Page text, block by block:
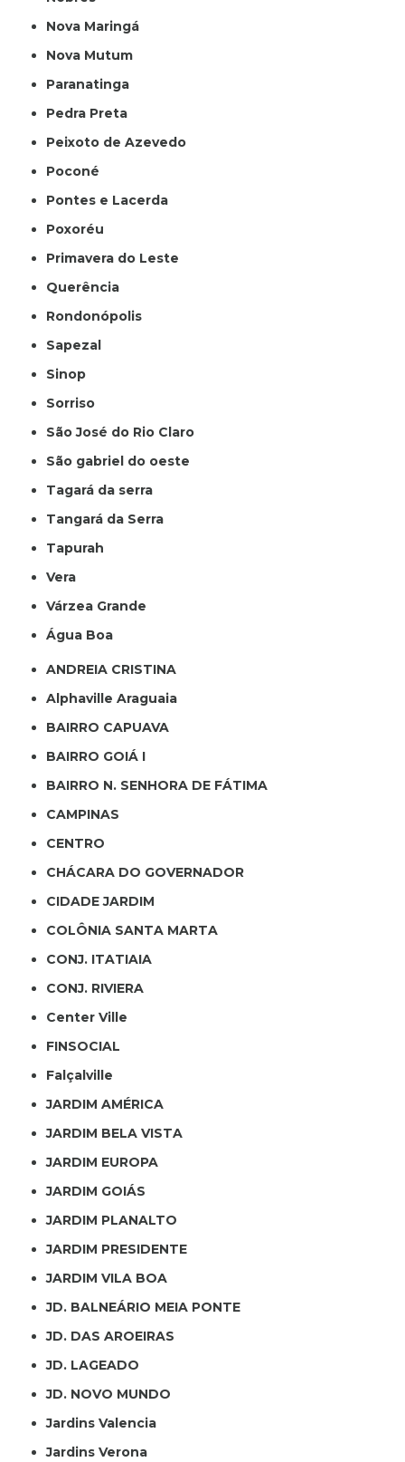
Nova Maringá
Nova Mutum
Paranatinga
Pedra Preta
Peixoto de Azevedo
Poconé
Pontes e Lacerda
Poxoréu
Primavera do Leste
Querência
Rondonópolis
Sapezal
Sinop
Sorriso
São José do Rio Claro
São gabriel do oeste
Tagará da serra
Tangará da Serra
Tapurah
Vera
Várzea Grande
Água Boa
ANDREIA CRISTINA
Alphaville Araguaia
BAIRRO CAPUAVA
BAIRRO GOIÁ I
BAIRRO N. SENHORA DE FÁTIMA
CAMPINAS
CENTRO
CHÁCARA DO GOVERNADOR
CIDADE JARDIM
COLÔNIA SANTA MARTA
CONJ. ITATIAIA
CONJ. RIVIERA
Center Ville
FINSOCIAL
Falçalville
JARDIM AMÉRICA
JARDIM BELA VISTA
JARDIM EUROPA
JARDIM GOIÁS
JARDIM PLANALTO
JARDIM PRESIDENTE
JARDIM VILA BOA
JD. BALNEÁRIO MEIA PONTE
JD. DAS AROEIRAS
JD. LAGEADO
JD. NOVO MUNDO
Jardins Valencia
Jardins Verona